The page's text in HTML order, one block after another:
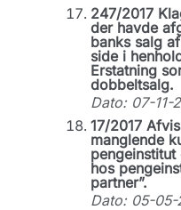
247/2017
der havde
banks salg
side i
Erstatning
dobbeltsalg.
Dato: 07-11-
17/2017
manglende
hos
partner”.
Dato: 05-05-